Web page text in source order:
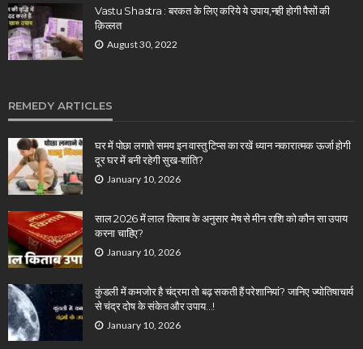
Vastu Shastra : बरकत के लिए करिये ये उपाय,नही होगी पैसों की
क़िल्लत
August 30, 2022
REMEDY ARTICLES
घर में पोछा लगाते समय इन वास्तु टिप्स का रखें ध्यान नकारात्मक ऊर्जा होगी
दूर घर में बनी रहेगी सुख-शांति?
January 10, 2026
साल 2026 में लाल किताब के अनुसार मेष से मीन राशि को कौन सा उपाय
करना चाहिए?
January 10, 2026
कुंडली में कमजोर है चंद्रमा तो बढ़ सकती हैं परेशानियां? जानिए ज्योतिषाचार्य
से चंद्र दोष के संकेत और उपाय…!
January 10, 2026